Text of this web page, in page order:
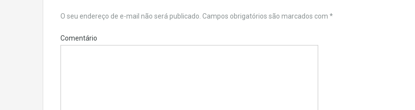
O seu endereço de e-mail não será publicado. Campos obrigatórios são marcados com *
Comentário